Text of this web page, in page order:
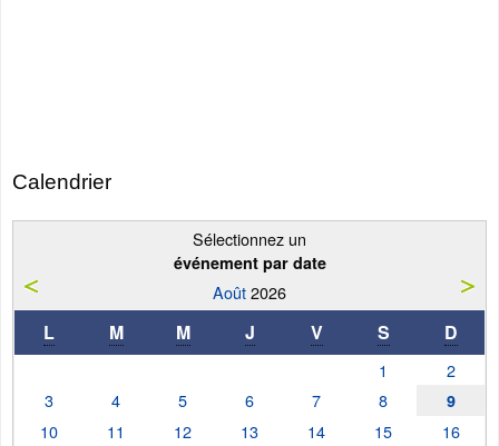
Calendrier
Sélectionnez un
événement par date
Août2026
L M M J V S D
1
2
3
4 5 6 7 8 9
10 11 12 13 14 15
16